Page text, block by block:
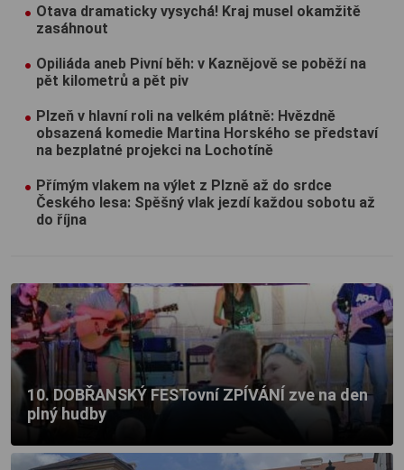
Otava dramaticky vysychá! Kraj musel okamžitě
zasáhnout
Opiliáda aneb Pivní běh: v Kaznějově se poběží na
pět kilometrů a pět piv
Plzeň v hlavní roli na velkém plátně: Hvězdně
obsazená komedie Martina Horského se představí
na bezplatné projekci na Lochotíně
Přímým vlakem na výlet z Plzně až do srdce
Českého lesa: Spěšný vlak jezdí každou sobotu až
do října
10. DOBŘANSKÝ FESTovní ZPÍVÁNÍ zve na den
plný hudby